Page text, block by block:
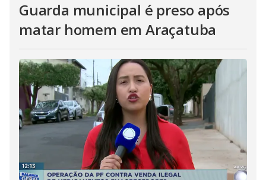
Guarda municipal é preso após
matar homem em Araçatuba